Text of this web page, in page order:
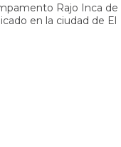
Rajo Inca de
en la ciudad de El